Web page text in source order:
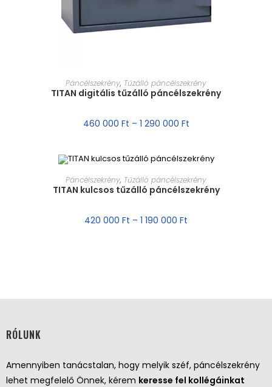
MÉRET VÁLASZTÁSA
Páncélszekrény, Tűzálló páncélszekrény
TITAN digitális tűzálló páncélszekrény
460 000 Ft – 1 290 000 Ft
MÉRET VÁLASZTÁSA
Páncélszekrény, Tűzálló páncélszekrény
TITAN kulcsos tűzálló páncélszekrény
420 000 Ft – 1 190 000 Ft
RÓLUNK
Amennyiben tanácstalan, hogy melyik széf, páncélszekrény
lehet megfelelő Önnek, kérem keresse fel kollégáinkat